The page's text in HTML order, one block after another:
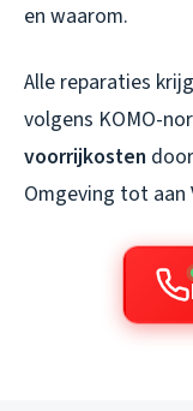
en waarom.
Alle reparaties
volgens KOMO-
voorrijkosten
Omgeving tot aan